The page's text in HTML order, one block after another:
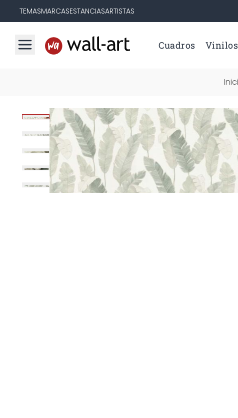
TEMASMARCASESTANCIASARTISTAS
Cuadros